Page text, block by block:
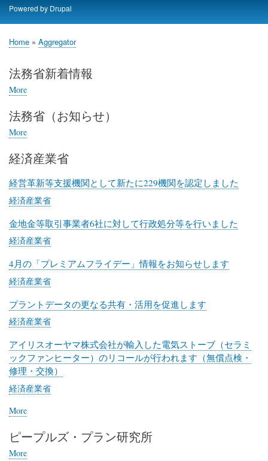
Powered by Drupal
Breadcrumb
Home Aggregator
法務省新着情報
More
法
新
着
情
報
法務省（お知らせ）
More
法
省
（お
知
ら
せ）
経済産業省
経営革新等支援機関として新たに229機関を認定しました
経済産業省
金地金等取引事業者6社に対して行政処分等を行いました
経済産業省
4月の「プレミアムフライデー」情報をお知らせします
経済産業省
プラントデータの更なる共有・活用を促進します
経済産業省
アイリスオーヤマ株式会社が輸入した電気ストーブ（セラミ
ックファンヒーター）のリコールが行われます（無償点検・
修理・交換）
経済産業省
More
経
ピープルズ・プラン研究所
More